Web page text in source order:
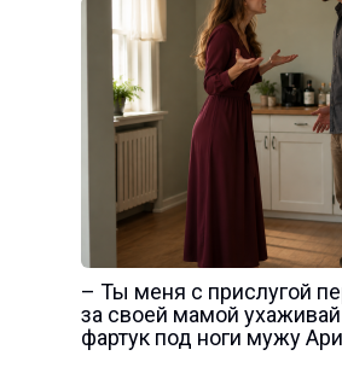
– Ты меня с прислугой
за своей мамой
фартук под ноги мужу